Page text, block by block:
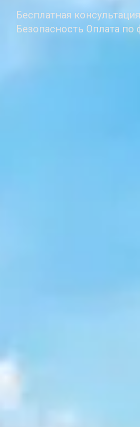
Бесплатная
Безопасность Оплата по